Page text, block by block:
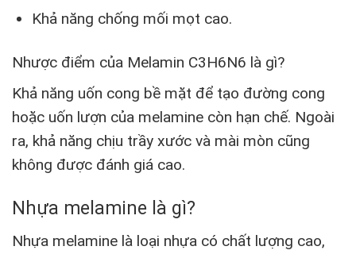
Khả năng chống mối mọt cao.
Nhược điểm của Melamin C3H6N6 là gì?
Khả năng uốn cong bề mặt để tạo đường cong
hoặc uốn lượn của melamine còn hạn chế. Ngoài
ra, khả năng chịu trầy xước và mài mòn cũng
không được đánh giá cao.
Nhựa melamine là gì?
Nhựa melamine là loại nhựa có chất lượng cao,